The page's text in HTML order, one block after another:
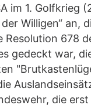
im 1. Golfkrieg
Willigen“ an,
Resolution 678
gedeckt war,
die